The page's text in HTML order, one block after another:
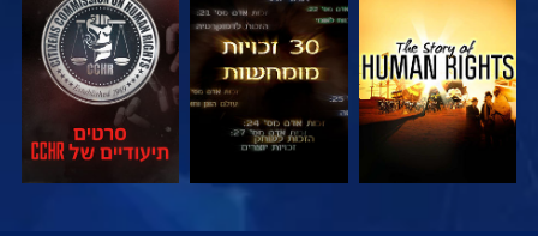
צפה צפה צפה